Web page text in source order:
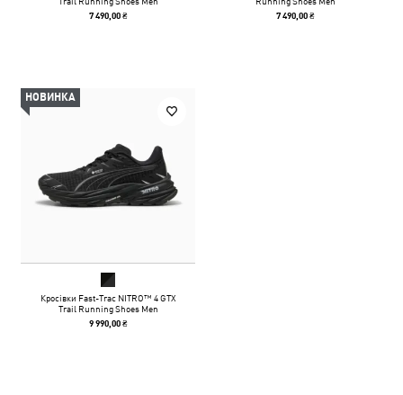
7 490,00 ₴ 7 490,00 ₴
НОВИНКА
Кросівки Fast-Trac NITRO™ 4 GTX
Trail Running Shoes Men
9 990,00 ₴